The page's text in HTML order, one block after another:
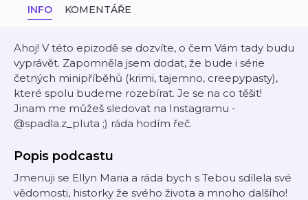
INFO KOMENTÁŘE
Ahoj! V této epizodě se dozvíte, o čem Vám tady budu
vyprávět. Zapomněla jsem dodat, že bude i série
četných minipříběhů (krimi, tajemno, creepypasty),
které spolu budeme rozebírat. Je se na co těšit!
Jinam me můžeš sledovat na Instagramu -
@spadla.z_pluta ;) ráda hodím řeč.
Popis podcastu
Jmenuji se Ellyn Maria a ráda bych s Tebou sdílela své
vědomosti, historky že svého života a mnoho dalšího!